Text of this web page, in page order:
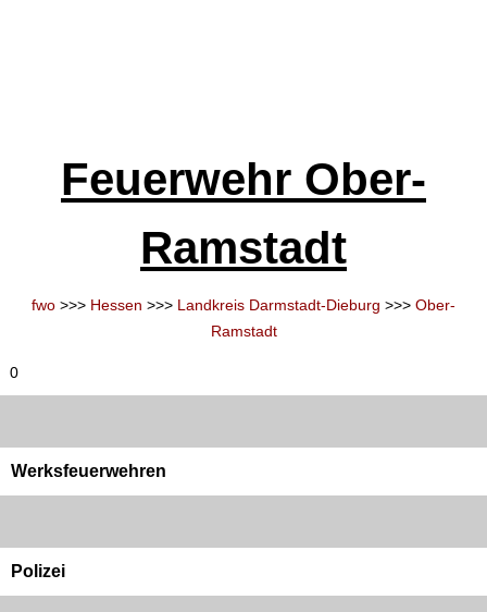
Feuerwehr Ober-
Ramstadt
fwo >>> Hessen >>> Landkreis Darmstadt-Dieburg >>> Ober-
Ramstadt
0
Werksfeuerwehren
Polizei